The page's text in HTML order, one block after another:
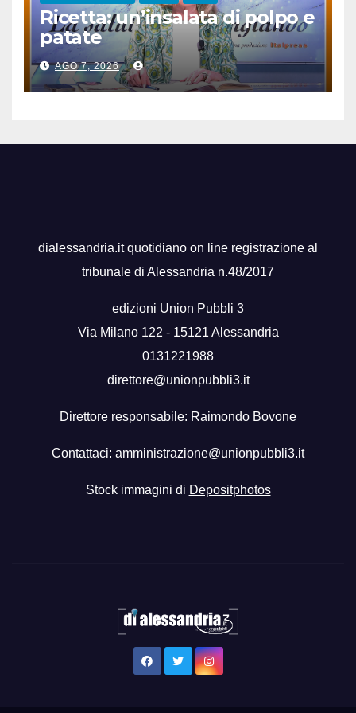
Ricetta: un’insalata di polpo e
patate
AGO 7, 2026
dialessandria.it quotidiano on line registrazione al
tribunale di Alessandria n.48/2017
edizioni Union Pubbli 3
Via Milano 122 - 15121 Alessandria
0131221988
direttore@unionpubbli3.it
Direttore responsabile: Raimondo Bovone
Contattaci: amministrazione@unionpubbli3.it
Stock immagini di Depositphotos